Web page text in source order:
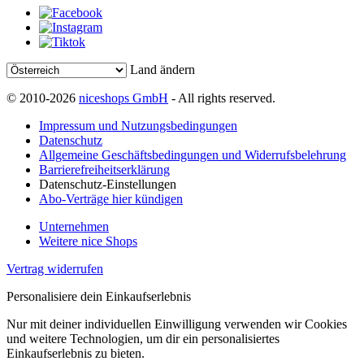
Land ändern
© 2010-2026 niceshops GmbH - All rights reserved.
Impressum und Nutzungsbedingungen
Datenschutz
Allgemeine Geschäftsbedingungen und Widerrufsbelehrung
Barrierefreiheitserklärung
Datenschutz-Einstellungen
Abo-Verträge hier kündigen
Unternehmen
Weitere nice Shops
Vertrag widerrufen
Personalisiere dein Einkaufserlebnis
Nur mit deiner individuellen Einwilligung verwenden wir Cookies
und weitere Technologien, um dir ein personalisiertes
Einkaufserlebnis zu bieten.